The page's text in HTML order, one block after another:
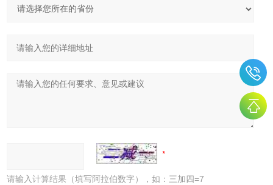
请输入计算结果（填写阿拉伯数字），如：三加四=7